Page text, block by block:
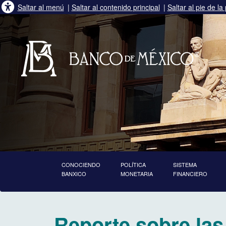
Saltar al menú | Saltar al contenido principal | Saltar al pie de la
CONOCIENDO
BANXICO
POLÍTICA
MONETARIA
SISTEMA
FINANCIERO